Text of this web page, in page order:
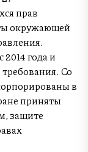
прав
окружающей
2014 года и
Со
в
приняты
защите